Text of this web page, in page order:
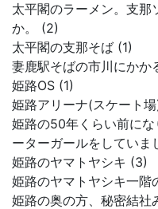
太平閣のラーメン。支那
か。 (2)
太平閣の支那そば (1)
妻鹿駅そばの市川にかか
姫路OS (1)
姫路アリーナ(スケート
姫路の50年くらい前に
ーターガールをしていま
姫路のヤマトヤシキ (3)
姫路のヤマトヤシキ一階
姫路の奥の方、秘密結社